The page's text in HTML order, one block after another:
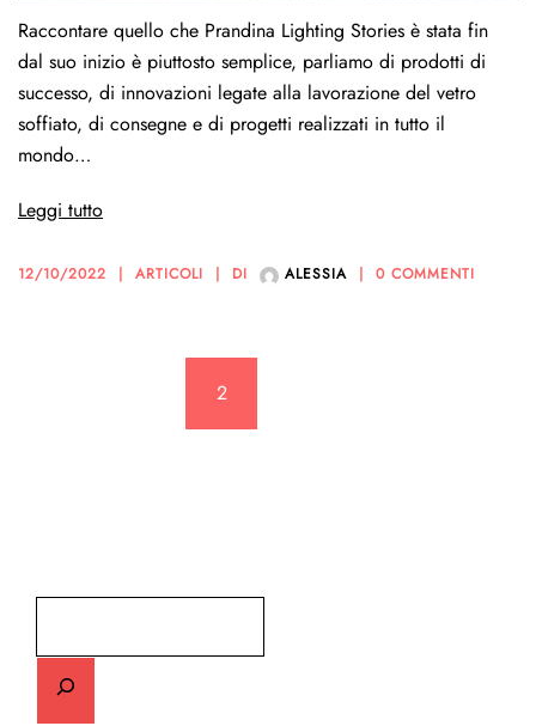
Raccontare quello che Prandina Lighting Stories è stata fin
dal suo inizio è piuttosto semplice, parliamo di prodotti di
successo, di innovazioni legate alla lavorazione del vetro
soffiato, di consegne e di progetti realizzati in tutto il
mondo…
Leggi tutto
12/10/2022 ARTICOLI DI ALESSIA 0 COMMENTI
2